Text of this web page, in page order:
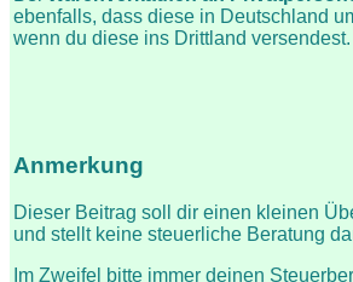
ebenfalls, dass diese in Deutschland
wenn du diese ins Drittland versendest.
Anmerkung
Dieser Beitrag soll dir einen kleinen
und stellt keine steuerliche Beratung
Im Zweifel bitte immer deinen